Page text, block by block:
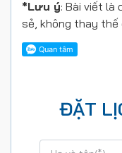
*Lưu ý: Bài viết là
sẻ, không thay thế
ĐẶT